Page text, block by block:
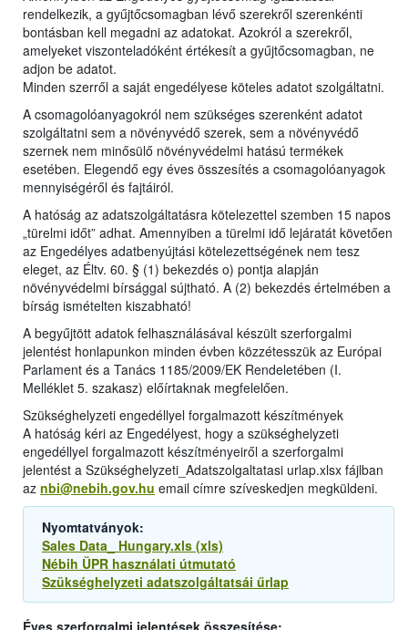
rendelkezik, a gyűjtőcsomagban lévő szerekről szerenkénti
bontásban kell megadni az adatokat. Azokról a szerekről,
amelyeket viszonteladóként értékesít a gyűjtőcsomagban, ne
adjon be adatot.
Minden szerről a saját engedélyese köteles adatot szolgáltatni.
A csomagolóanyagokról nem szükséges szerenként adatot
szolgáltatni sem a növényvédő szerek, sem a növényvédő
szernek nem minősülő növényvédelmi hatású termékek
esetében. Elegendő egy éves összesítés a csomagolóanyagok
mennyiségéről és fajtáiról.
A hatóság az adatszolgáltatásra kötelezettel szemben 15 napos
„türelmi időt” adhat. Amennyiben a türelmi idő lejáratát követően
az Engedélyes adatbenyújtási kötelezettségének nem tesz
eleget, az Éltv. 60. § (1) bekezdés o) pontja alapján
növényvédelmi bírsággal sújtható. A (2) bekezdés értelmében a
bírság ismételten kiszabható!
A begyűjtött adatok felhasználásával készült szerforgalmi
jelentést honlapunkon minden évben közzétesszük az Európai
Parlament és a Tanács 1185/2009/EK Rendeletében (I.
Melléklet 5. szakasz) előírtaknak megfelelően.
Szükséghelyzeti engedéllyel forgalmazott készítmények
A hatóság kéri az Engedélyest, hogy a szükséghelyzeti
engedéllyel forgalmazott készítményeiről a szerforgalmi
jelentést a Szükséghelyzeti_Adatszolgaltatasi urlap.xlsx fájlban
az nbi@nebih.gov.hu email címre szíveskedjen megküldeni.
Nyomtatványok:
Sales Data_ Hungary.xls (xls)
Nébih ÜPR használati útmutató
Szükséghelyzeti adatszolgáltatsái űrlap